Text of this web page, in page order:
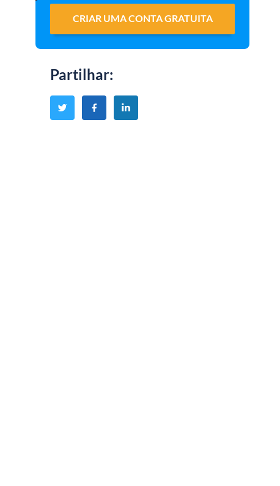
CRIAR UMA CONTA GRATUITA
Partilhar: